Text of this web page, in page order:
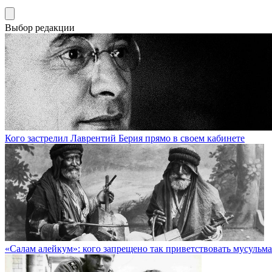
Выбор редакции
Кого застрелил Лаврентий Берия прямо в своем кабинете
«Салам алейкум»: кого запрещено так приветствовать